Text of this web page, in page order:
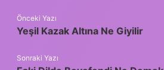
Önceki Yazı
Yeşil Kazak Altına Ne Giyilir
Sonraki Yazı